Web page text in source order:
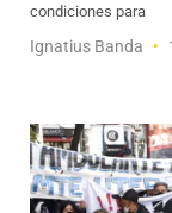
condiciones para
Ignatius Banda